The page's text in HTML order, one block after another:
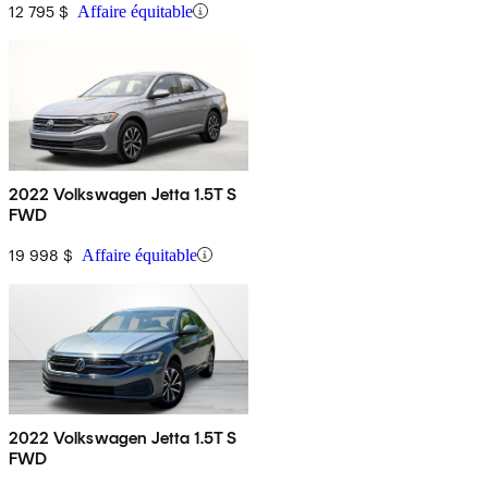
12 795 $ Affaire équitable
2022 Volkswagen Jetta 1.5T S
FWD
19 998 $ Affaire équitable
2022 Volkswagen Jetta 1.5T S
FWD